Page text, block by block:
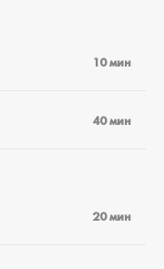
10 мин
40 мин
20 мин